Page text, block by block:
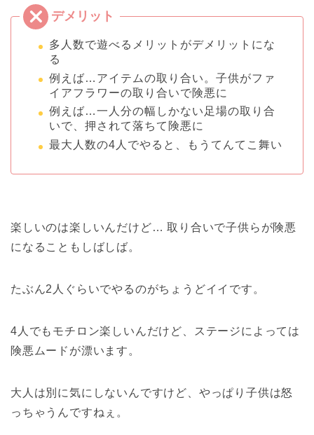
多人数で遊べるメリットがデメリットにな
る
例えば…アイテムの取り合い。子供がファ
イアフラワーの取り合いで険悪に
例えば…一人分の幅しかない足場の取り合
いで、押されて落ちて険悪に
最大人数の4人でやると、もうてんてこ舞い
楽しいのは楽しいんだけど… 取り合いで子供らが険悪
になることもしばしば。
たぶん2人ぐらいでやるのがちょうどイイです。
4人でもモチロン楽しいんだけど、ステージによっては
険悪ムードが漂います。
大人は別に気にしないんですけど、やっぱり子供は怒
っちゃうんですねぇ。